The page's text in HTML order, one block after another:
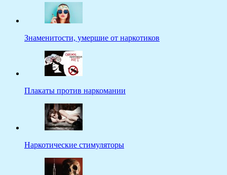
Знаменитости, умершие от наркотиков
Плакаты против наркомании
Наркотические стимуляторы